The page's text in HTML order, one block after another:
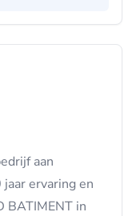
aan
ervaring en
BATIMENT in